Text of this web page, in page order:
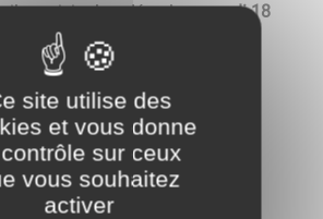
municipal se dérouleramardi 18
du conseil municipal.
du jour
site utilise des
et vous donne
sur ceux
vous souhaitez
activer